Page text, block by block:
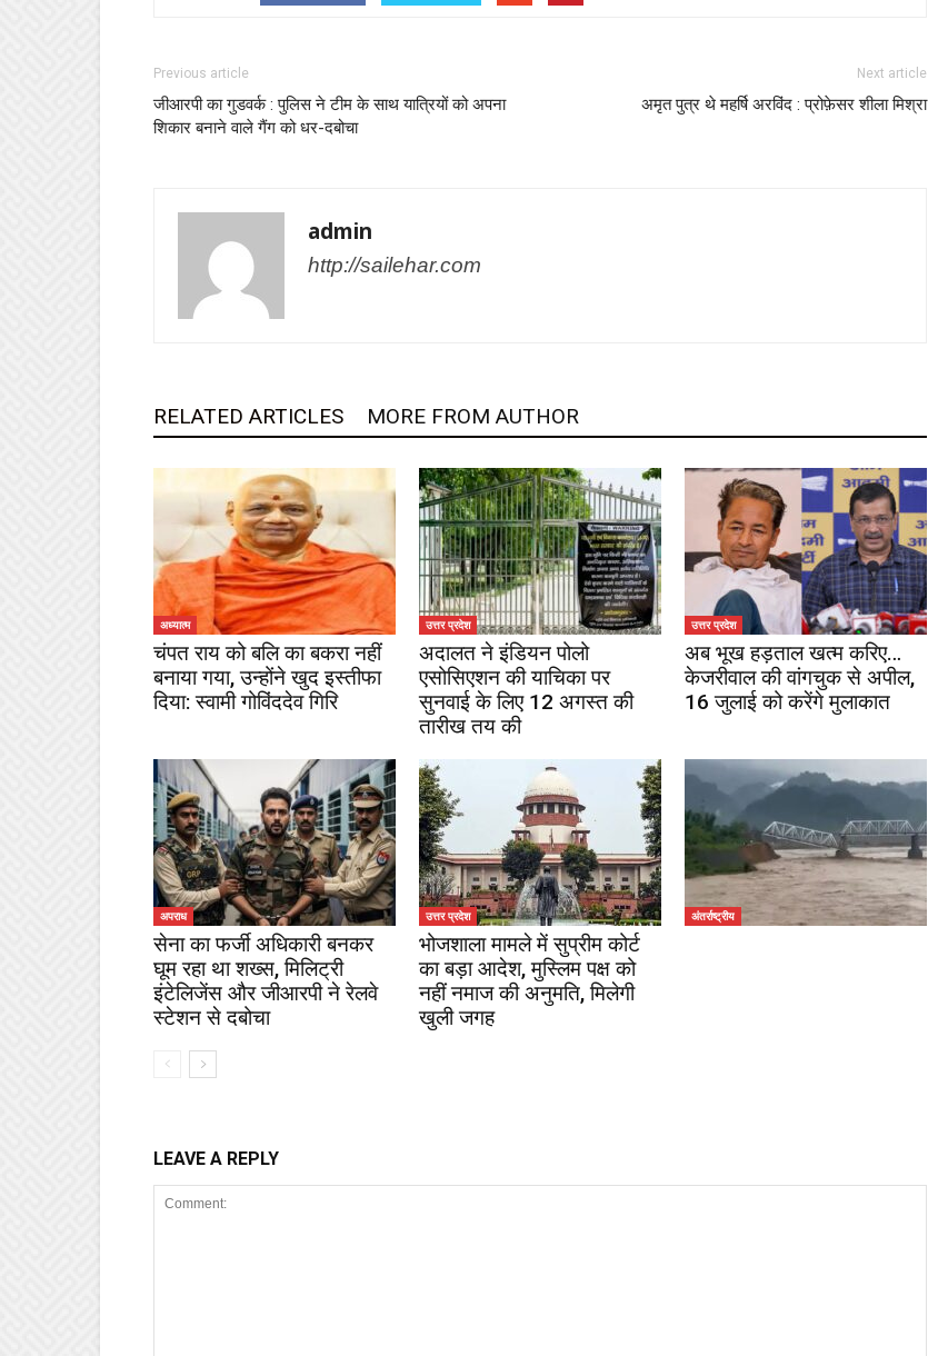
Previous article
जीआरपी का गुडवर्क : पुलिस ने टीम के साथ यात्रियों को अपना
शिकार बनाने वाले गैंग को धर-दबोचा
Next article
अमृत पुत्र थे महर्षि अरविंद : प्रोफ़ेसर शीला मिश्रा
admin
http://sailehar.com
RELATED ARTICLES MORE FROM AUTHOR
अध्यात्म
चंपत राय को बलि का बकरा नहीं
बनाया गया, उन्होंने खुद इस्तीफा
दिया: स्वामी गोविंददेव गिरि
उत्तर प्रदेश
अदालत ने इंडियन पोलो
एसोसिएशन की याचिका पर
सुनवाई के लिए 12 अगस्त की
तारीख तय की
उत्तर प्रदेश
अब भूख हड़ताल खत्म करिए…
केजरीवाल की वांगचुक से अपील,
16 जुलाई को करेंगे मुलाकात
अपराध
सेना का फर्जी अधिकारी बनकर
घूम रहा था शख्स, मिलिट्री
इंटेलिजेंस और जीआरपी ने रेलवे
स्टेशन से दबोचा
उत्तर प्रदेश
भोजशाला मामले में सुप्रीम कोर्ट
का बड़ा आदेश, मुस्लिम पक्ष को
नहीं नमाज की अनुमति, मिलेगी
खुली जगह
अंतर्राष्ट्रीय
LEAVE A REPLY